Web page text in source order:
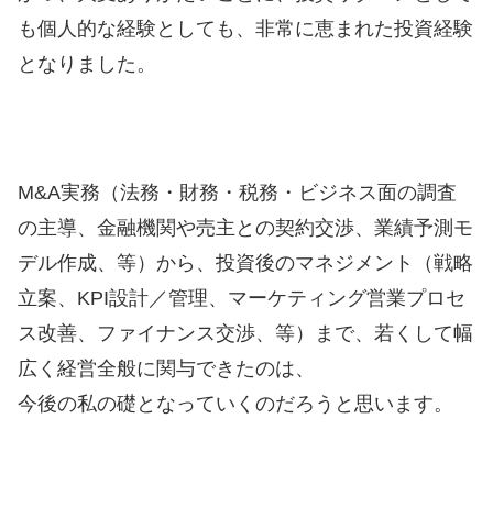
も個人的な経験としても、非常に恵まれた投資経験
となりました。
M&A実務（法務・財務・税務・ビジネス面の調査
の主導、金融機関や売主との契約交渉、業績予測モ
デル作成、等）から、投資後のマネジメント（戦略
立案、KPI設計／管理、マーケティング営業プロセ
ス改善、ファイナンス交渉、等）まで、若くして幅
広く経営全般に関与できたのは、
今後の私の礎となっていくのだろうと思います。